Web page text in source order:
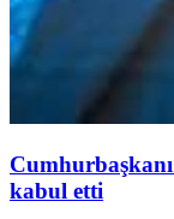
kabul etti